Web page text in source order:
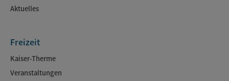
Aktuelles
Freizeit
Kaiser-Therme
Veranstaltungen